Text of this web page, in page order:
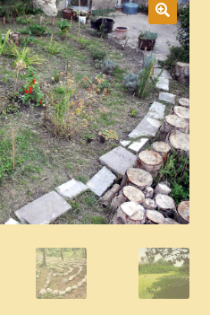
réservent les plantes !